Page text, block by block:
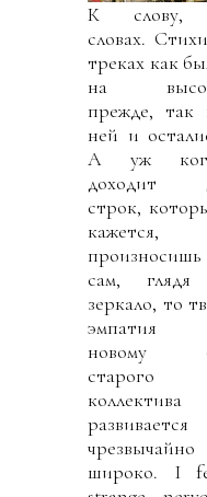
К слову,
словах.
треках как
на
прежде, так
ней и
А уж
доходит
строк,
кажется,
произносишь
сам,
зеркало, то
эмпатия
новому
старого
коллектива
развивается
чрезвычайно
широко. I